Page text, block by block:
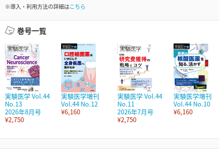
※導入・利用方法の詳細はこちら
巻号一覧
実験医学 Vol.44
No.13
2026年8月号
¥2,750
実験医学増刊
Vol.44 No.12
¥6,160
実験医学 Vol.44
No.11
2026年7月号
¥2,750
実験医学増刊
Vol.44 No.10
¥6,160